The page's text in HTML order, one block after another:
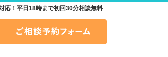
応！平日18時まで初回30分相談無料